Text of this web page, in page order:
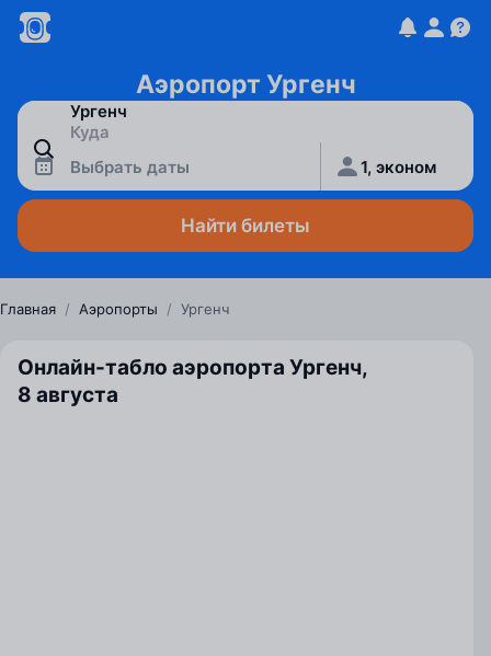
Аэропорт Ургенч
Выбрать даты 1, эконом
Найти билеты
Главная / Аэропорты / Ургенч
Онлайн-табло аэропорта Ургенч,
8 августа